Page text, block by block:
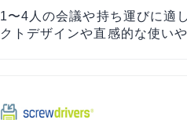
1〜4人の会議や持ち運びに適
クトデザインや直感的な使い